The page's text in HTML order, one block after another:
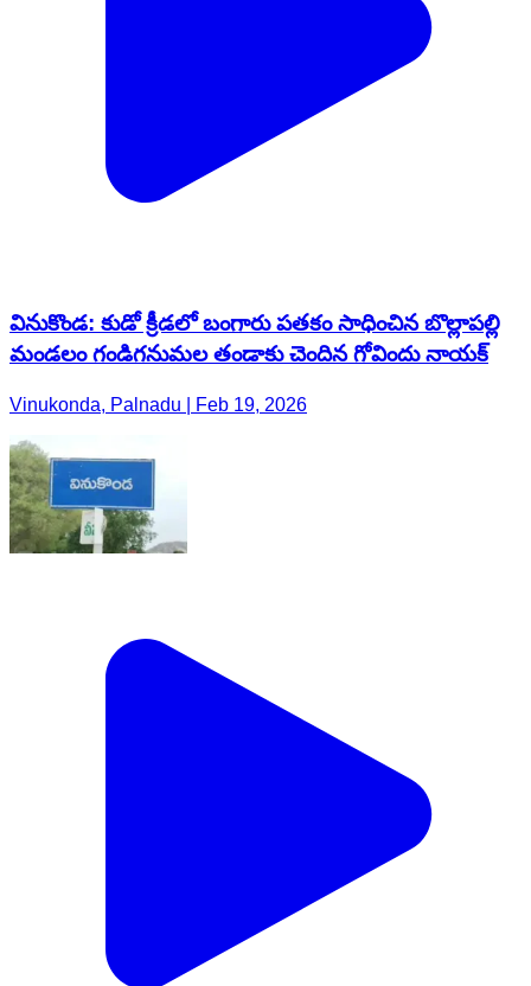
వినుకొండ: కుడో క్రీడలో బంగారు పతకం సాధించిన బొల్లాపల్లి
మండలం గండిగనుమల తండాకు చెందిన గోవిందు నాయక్
Vinukonda, Palnadu | Feb 19, 2026